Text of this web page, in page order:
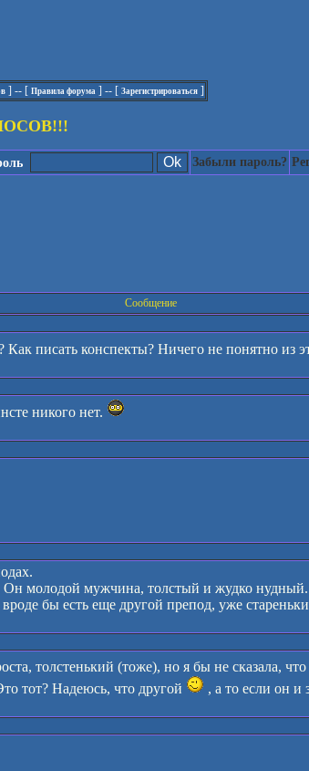
] -- [ Правила форума ] -- [ Зарегистрироваться ]
Забыли пароль?
Сообщение
писать конспекты? Ничего не понятно из
никого нет.
молодой мужчина, толстый и жудко
бы есть еще другой препод, уже
толстенький (тоже), но я бы не сказала,
тот? Надеюсь, что другой
, а то если он и